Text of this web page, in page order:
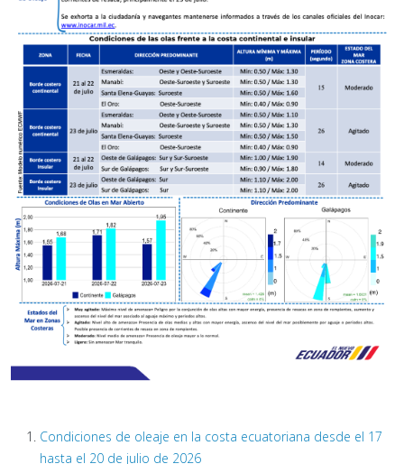
Condiciones de oleaje en la costa ecuatoriana desde el 17
hasta el 20 de julio de 2026